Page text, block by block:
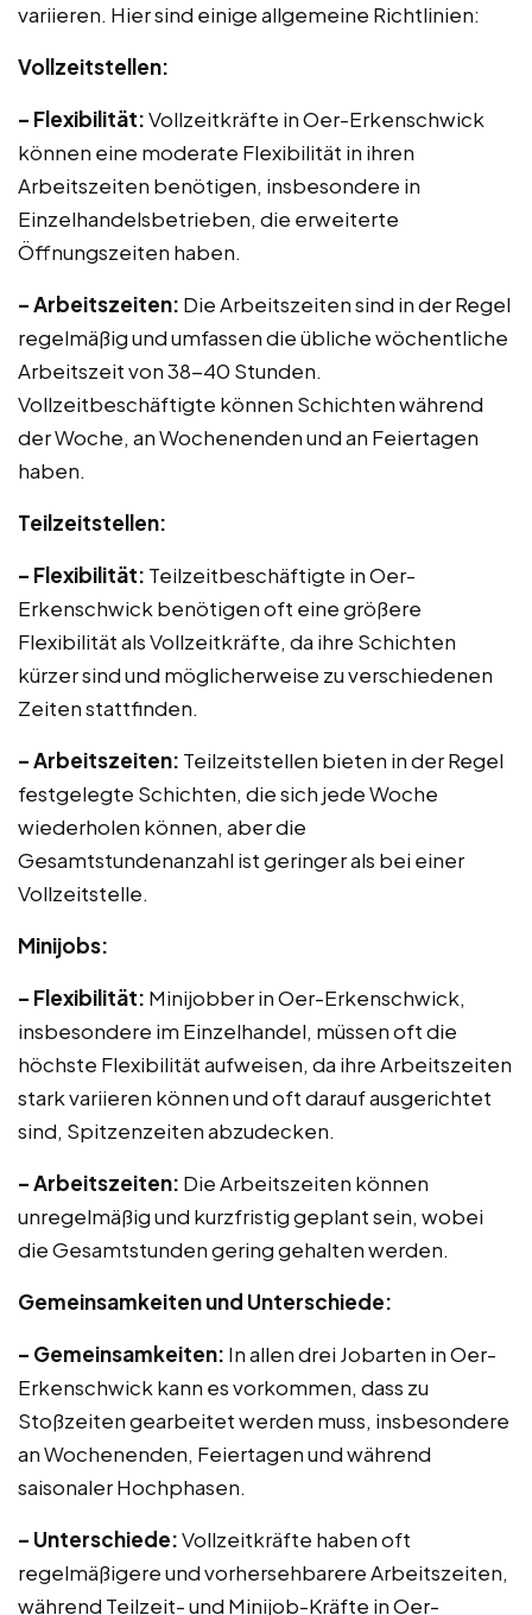
variieren. Hier sind einige allgemeine Richtlinien:
Vollzeitstellen:
– Flexibilität:Vollzeitkräfte in Oer-Erkenschwick
können eine moderate Flexibilität in ihren
Arbeitszeiten benötigen, insbesondere in
Einzelhandelsbetrieben, die erweiterte
Öffnungszeiten haben.
– Arbeitszeiten: Die Arbeitszeiten sind in der Regel
regelmäßig und umfassen die übliche wöchentliche
Arbeitszeit von 38-40 Stunden.
Vollzeitbeschäftigte können Schichten während
der Woche, an Wochenenden und an Feiertagen
haben.
Teilzeitstellen:
– Flexibilität: Teilzeitbeschäftigte in Oer-
Erkenschwick benötigen oft eine größere
Flexibilität als Vollzeitkräfte, da ihre Schichten
kürzer sind und möglicherweise zu verschiedenen
Zeiten stattfinden.
– Arbeitszeiten: Teilzeitstellen bieten in der Regel
festgelegte Schichten, die sich jede Woche
wiederholen können, aber die
Gesamtstundenanzahl ist geringer als bei einer
Vollzeitstelle.
Minijobs:
– Flexibilität: Minijobber in Oer-Erkenschwick,
insbesondere im Einzelhandel, müssen oft die
höchste Flexibilität aufweisen, da ihre Arbeitszeiten
stark variieren können und oft darauf ausgerichtet
sind, Spitzenzeiten abzudecken.
– Arbeitszeiten: Die Arbeitszeiten können
unregelmäßig und kurzfristig geplant sein, wobei
die Gesamtstunden gering gehalten werden.
Gemeinsamkeiten und Unterschiede:
– Gemeinsamkeiten: In allen drei Jobarten in Oer-
Erkenschwick kann es vorkommen, dass zu
Stoßzeiten gearbeitet werden muss, insbesondere
an Wochenenden, Feiertagen und während
saisonaler Hochphasen.
– Unterschiede:Vollzeitkräfte haben oft
regelmäßigere und vorhersehbarere Arbeitszeiten,
während Teilzeit- und Minijob-Kräfte in Oer-